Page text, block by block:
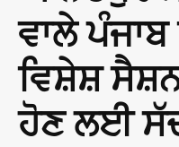
ਵਾਲੇ ਪੰਜਾਬ
ਵਿਸ਼ੇਸ਼
ਹੋਣ ਲਈ